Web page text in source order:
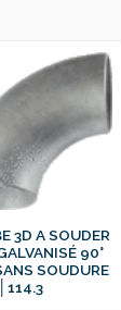
3D A SOUDER
90°
SOUDURE